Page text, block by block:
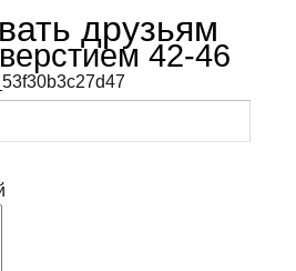
друзьям
42-46